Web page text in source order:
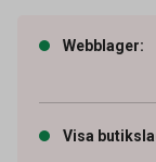
Webblager:
Visa